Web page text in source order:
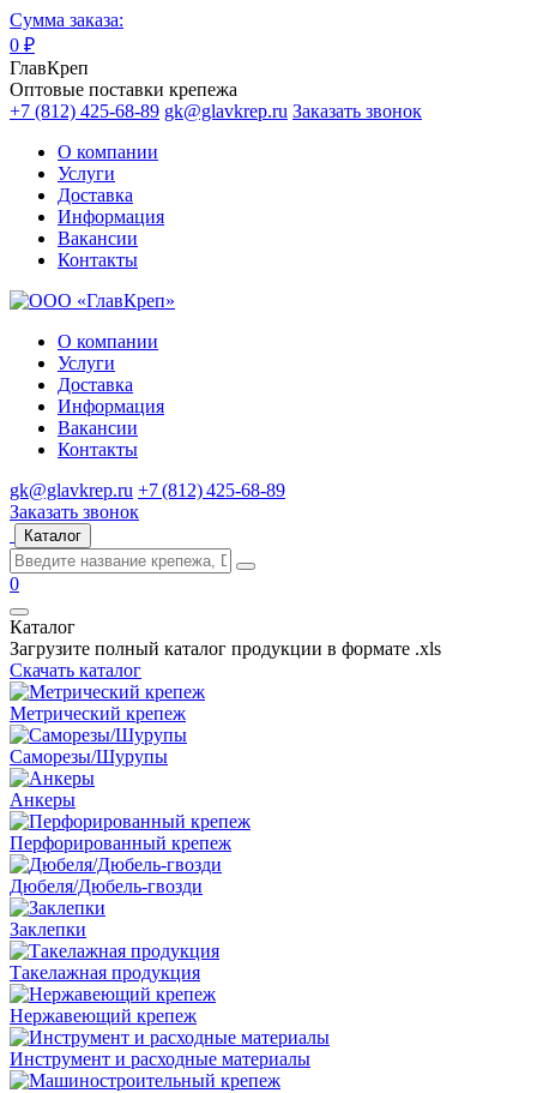
Сумма заказа:
0 ₽
ГлавКреп
Оптовые поставки крепежа
+7 (812) 425-68-89 gk@glavkrep.ru Заказать звонок
О компании
Услуги
Доставка
Информация
Вакансии
Контакты
О компании
Услуги
Доставка
Информация
Вакансии
Контакты
gk@glavkrep.ru +7 (812) 425-68-89
Заказать звонок
Каталог
0
Каталог
Загрузите полный каталог продукции в формате .xls
Скачать каталог
Метрический крепеж
Саморезы/Шурупы
Анкеры
Перфорированный крепеж
Дюбеля/Дюбель-гвозди
Заклепки
Такелажная продукция
Нержавеющий крепеж
Инструмент и расходные материалы